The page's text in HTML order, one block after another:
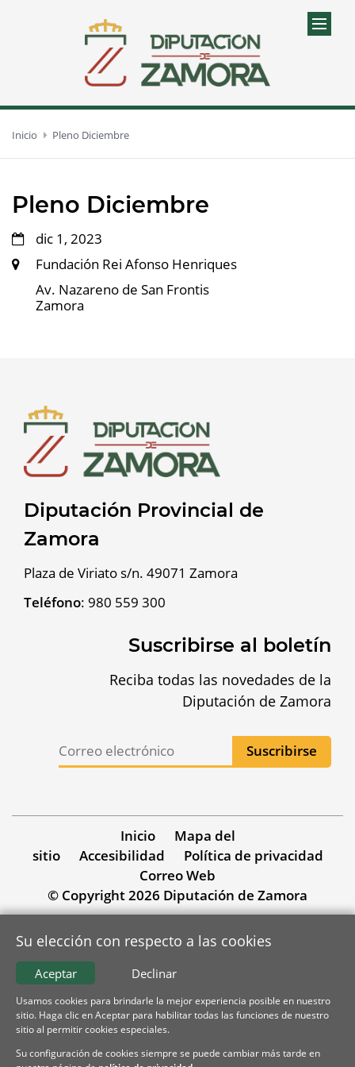
Inicio Pleno Diciembre
Pleno Diciembre
dic 1, 2023
Fundación Rei Afonso Henriques
Av. Nazareno de San Frontis
Zamora
Diputación Provincial de
Zamora
Plaza de Viriato s/n. 49071 Zamora
Teléfono: 980 559 300
Suscribirse al boletín
Reciba todas las novedades de la
Diputación de Zamora
Inicio
Mapa del
sitio
Accesibilidad
Política de privacidad
Correo Web
© Copyright 2026 Diputación de Zamora
Su elección con respecto a las cookies
Declinar
Aceptar
Usamos cookies para brindarle la mejor experiencia posible en nuestro
sitio. Haga clic en Aceptar para habilitar todas las funciones de nuestro
sitio al permitir cookies especiales.
Su configuración de cookies siempre se puede cambiar más tarde en